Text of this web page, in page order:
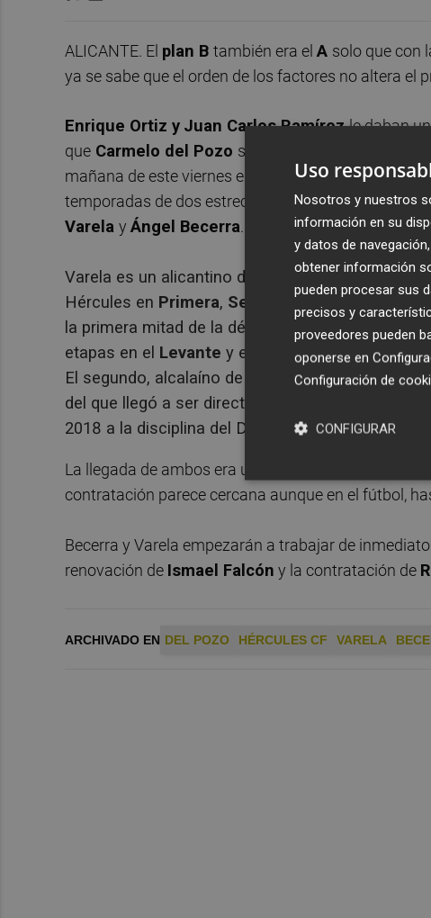
ALICANTE. El plan B también era el A solo que con
ya se sabe que el orden de los factores no altera el
Enrique Ortiz y Juan Carlos Ramírezle daban
que Carmelo del Pozo sea el nuevo director
mañana de este viernes el club blanquiazul,
temporadas de dos estrechos colaboradores del
Varela y Ángel Becerra.
Varela es un alicantino de 46 años de edad,
Hércules en Primera, Segunda A Segunda
la primera mitad de la década de los 70 del
etapas en el Levante y el Deportivo de La
El segundo, alcalaíno de 47 años de edad,
del que llegó a ser director general y, tras
2018 a la disciplina del Deportivo para
La llegada de ambos era una de las condiciones
contratación parece cercana aunque en el fútbol,
Becerra y Varela empezarán a trabajar de inmediato
renovación de Ismael Falcón y la contratación de
ARCHIVADO EN DEL POZO HÉRCULES CF VARELA
Uso
Nosotros y nuestros
información en su
y datos de
obtener información
pueden procesar sus
precisos y
proveedores pueden
oponerse en
Configuración de
CONFIGURAR